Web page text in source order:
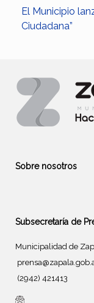
El Municipio
Ciudadana”
Sobre nosotros
Subsecretaría de
Municipalidad de
(2942) 421413